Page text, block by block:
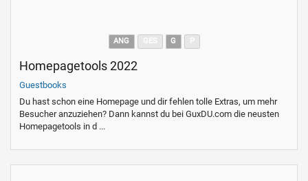
ANG G
Homepagetools 2022
Guestbooks
Du hast schon eine Homepage und dir fehlen tolle Extras, um mehr
Besucher anzuziehen? Dann kannst du bei GuxDU.com die neusten
Homepagetools in d ...